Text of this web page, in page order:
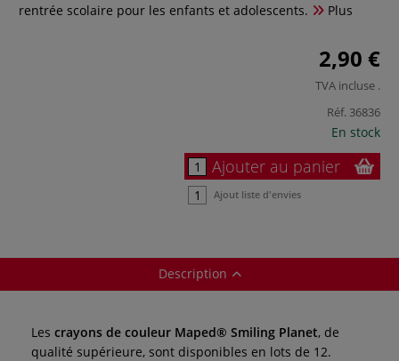
rentrée scolaire pour les enfants et adolescents.
Plus
2,90 €
TVA incluse .
Réf. 36836
En stock
Ajouter au panier
Ajout liste d'envies
Description
Les crayons de couleur Maped® Smiling Planet, de
qualité supérieure, sont disponibles en lots de 12.